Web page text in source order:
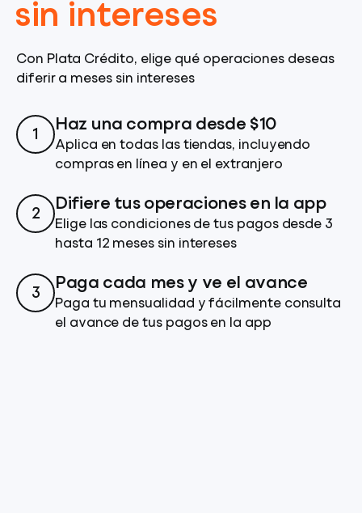
sin intereses
Con Plata Crédito, elige qué operaciones deseas
diferir a meses sin intereses
1
Haz una compra desde $10
Aplica en todas las tiendas, incluyendo
compras en línea y en el extranjero
2
Difiere tus operaciones en la app
Elige las condiciones de tus pagos desde 3
hasta 12 meses sin intereses
3
Paga cada mes y ve el avance
Paga tu mensualidad y fácilmente consulta
el avance de tus pagos en la app